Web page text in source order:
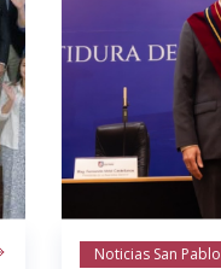
Noticias San Pablo